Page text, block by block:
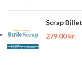
Scrap Billet
279.00kr.